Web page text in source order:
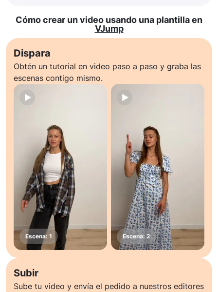
Cómo crear un video usando una plantilla en
VJump
Dispara
Obtén un tutorial en video paso a paso y graba las
escenas contigo mismo.
Subir
Sube tu video y envía el pedido a nuestros editores